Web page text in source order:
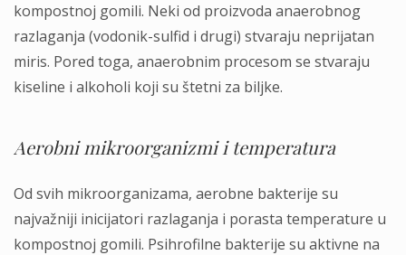
kompostnoj gomili. Neki od proizvoda anaerobnog
razlaganja (vodonik-sulfid i drugi) stvaraju neprijatan
miris. Pored toga, anaerobnim procesom se stvaraju
kiseline i alkoholi koji su štetni za biljke.
Aerobni mikroorganizmi i temperatura
Od svih mikroorganizama, aerobne bakterije su
najvažniji inicijatori razlaganja i porasta temperature u
kompostnoj gomili. Psihrofilne bakterije su aktivne na